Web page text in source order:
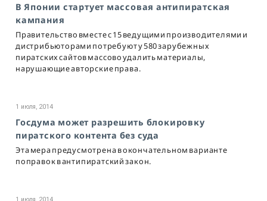
В Японии стартует массовая антипиратская
кампания
Правительство вместе с 15 ведущими производителями и
дистрибьюторами потребуют у 580 зарубежных
пиратских сайтов массово удалить материалы,
нарушающие авторские права.
1 июля, 2014
Госдума может разрешить блокировку
пиратского контента без суда
Эта мера предусмотрена в окончательном варианте
поправок в антипиратский закон.
1 июля, 2014